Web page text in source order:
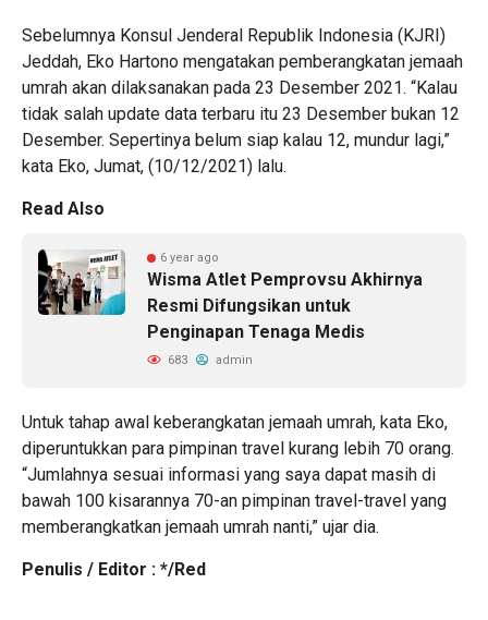
Sebelumnya Konsul Jenderal Republik Indonesia (KJRI)
Jeddah, Eko Hartono mengatakan pemberangkatan jemaah
umrah akan dilaksanakan pada 23 Desember 2021. “Kalau
tidak salah update data terbaru itu 23 Desember bukan 12
Desember. Sepertinya belum siap kalau 12, mundur lagi,”
kata Eko, Jumat, (10/12/2021) lalu.
Read Also
6 year ago
Wisma Atlet Pemprovsu Akhirnya
Resmi Difungsikan untuk
Penginapan Tenaga Medis
683 admin
Untuk tahap awal keberangkatan jemaah umrah, kata Eko,
diperuntukkan para pimpinan travel kurang lebih 70 orang.
“Jumlahnya sesuai informasi yang saya dapat masih di
bawah 100 kisarannya 70-an pimpinan travel-travel yang
memberangkatkan jemaah umrah nanti,” ujar dia.
Penulis / Editor : */Red